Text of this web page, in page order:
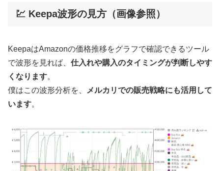
💹 Keepa波形の見方（画像参照）
KeepaはAmazonの価格推移をグラフで確認できるツール
で波形を見れば、 仕入れや購入のタイミングが判断しやす
くなります。
僕はこの波形分析を、
メルカリでの販売戦略にも活用して
います。